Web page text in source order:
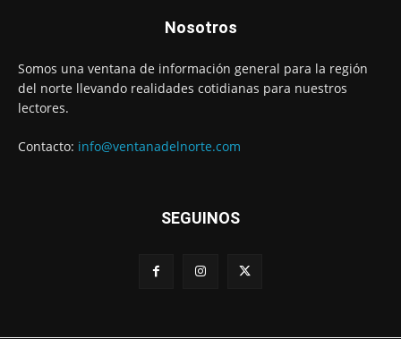
Nosotros
Somos una ventana de información general para la región
del norte llevando realidades cotidianas para nuestros
lectores.
Contacto: info@ventanadelnorte.com
SEGUINOS